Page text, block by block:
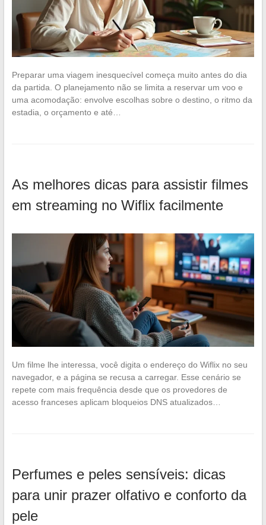
Preparar uma viagem inesquecível começa muito antes do dia
da partida. O planejamento não se limita a reservar um voo e
uma acomodação: envolve escolhas sobre o destino, o ritmo da
estadia, o orçamento e até…
As melhores dicas para assistir filmes
em streaming no Wiflix facilmente
Um filme lhe interessa, você digita o endereço do Wiflix no seu
navegador, e a página se recusa a carregar. Esse cenário se
repete com mais frequência desde que os provedores de
acesso franceses aplicam bloqueios DNS atualizados…
Perfumes e peles sensíveis: dicas
para unir prazer olfativo e conforto da
pele